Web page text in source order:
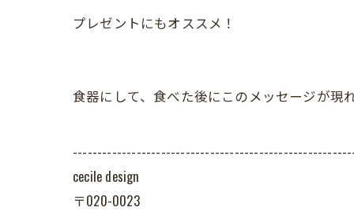
プレゼントにもオススメ！
食器にして、食べた後にこのメッセージが現
cecile design
〒020-0023